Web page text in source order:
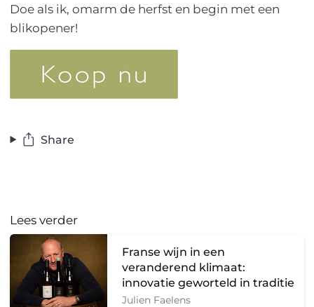
Doe als ik, omarm de herfst en begin met een
blikopener!
Share
Lees verder
Franse wijn in een
veranderend klimaat:
innovatie geworteld in traditie
Julien Faelens